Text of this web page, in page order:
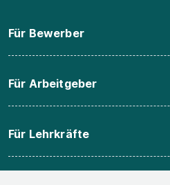
Für Bewerber
Für Arbeitgeber
Für Lehrkräfte